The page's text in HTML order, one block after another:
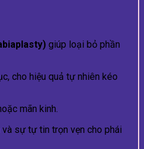
giúp loại bỏ phần
cho hiệu quả tự nhiên kéo
mãn kinh.
sự tự tin trọn vẹn cho phái